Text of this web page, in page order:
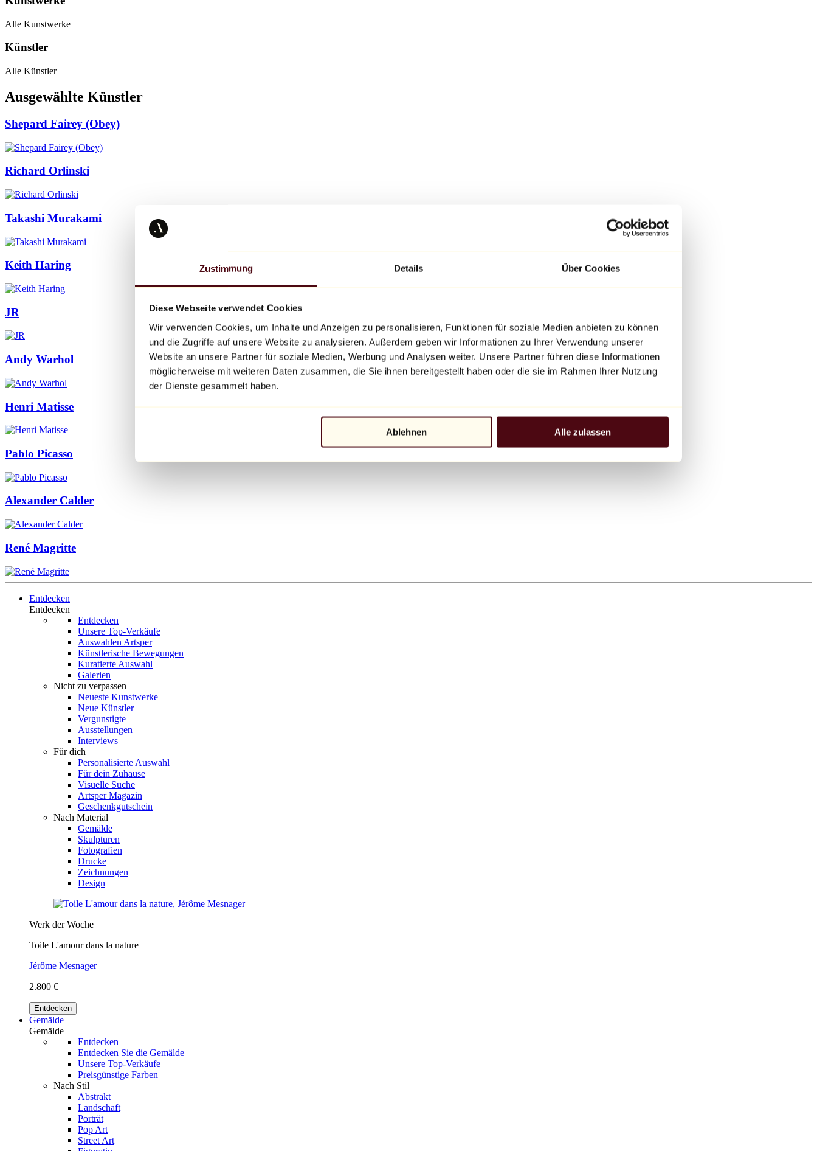
Zustimmung Details Über Cookies
Diese Webseite verwendet Cookies
Wir verwenden Cookies, um Inhalte und Anzeigen zu personalisieren, Funktionen für soziale Medien anbieten zu können
und die Zugriffe auf unsere Website zu analysieren. Außerdem geben wir Informationen zu Ihrer Verwendung unserer
Website an unsere Partner für soziale Medien, Werbung und Analysen weiter. Unsere Partner führen diese Informationen
möglicherweise mit weiteren Daten zusammen, die Sie ihnen bereitgestellt haben oder die sie im Rahmen Ihrer Nutzung
der Dienste gesammelt haben.
Ablehnen Alle zulassen
Alle Kunstwerke
Künstler
Alle Künstler
Ausgewählte Künstler
Shepard Fairey (Obey)
Richard Orlinski
Takashi Murakami
Keith Haring
JR
Andy Warhol
Henri Matisse
Pablo Picasso
Alexander Calder
René Magritte
Entdecken
Entdecken
Entdecken
Unsere Top-Verkäufe
Auswahlen Artsper
Künstlerische Bewegungen
Kuratierte Auswahl
Galerien
Nicht zu verpassen
Neueste Kunstwerke
Neue Künstler
Vergunstigte
Ausstellungen
Interviews
Für dich
Personalisierte Auswahl
Für dein Zuhause
Visuelle Suche
Artsper Magazin
Geschenkgutschein
Nach Material
Gemälde
Skulpturen
Fotografien
Drucke
Zeichnungen
Design
Werk der Woche
Toile L'amour dans la nature
Jérôme Mesnager
2.800 €
Entdecken
Gemälde
Gemälde
Entdecken
Entdecken Sie die Gemälde
Unsere Top-Verkäufe
Preisgünstige Farben
Nach Stil
Abstrakt
Landschaft
Porträt
Pop Art
Street Art